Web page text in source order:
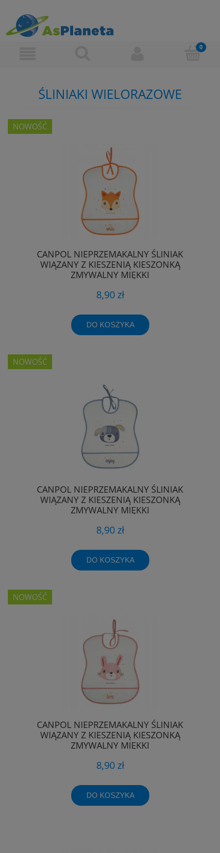
ŚLINIAKI WIELORAZOWE
CANPOL NIEPRZEMAKALNY ŚLINIAK
WIĄZANY Z KIESZENIĄ KIESZONKĄ
ZMYWALNY MIĘKKI
8,90 zł
DO KOSZYKA
NOWOŚĆ
CANPOL NIEPRZEMAKALNY ŚLINIAK
WIĄZANY Z KIESZENIĄ KIESZONKĄ
ZMYWALNY MIĘKKI
8,90 zł
DO KOSZYKA
NOWOŚĆ
CANPOL NIEPRZEMAKALNY ŚLINIAK
WIĄZANY Z KIESZENIĄ KIESZONKĄ
ZMYWALNY MIĘKKI
8,90 zł
DO KOSZYKA
NOWOŚĆ